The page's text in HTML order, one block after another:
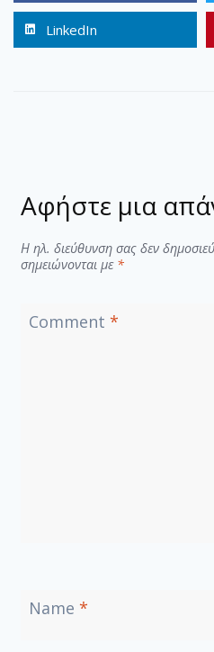
LinkedIn
Αφήστε μια
Η ηλ. διεύθυνση σας δεν
σημειώνονται με *
Comment *
Name *